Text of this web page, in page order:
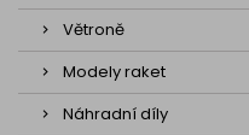
Větroně
Modely raket
Náhradní díly